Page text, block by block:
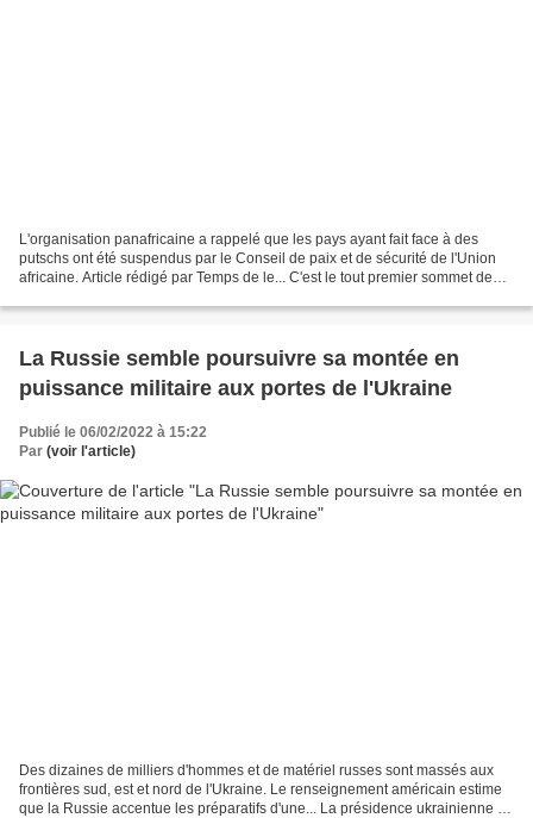
L'organisation panafricaine a rappelé que les pays ayant fait face à des
putschs ont été suspendus par le Conseil de paix et de sécurité de l'Union
africaine. Article rédigé par Temps de le... C'est le tout premier sommet de
La Russie semble poursuivre sa montée en
puissance militaire aux portes de l'Ukraine
Publié le 06/02/2022 à 15:22
Par (voir l'article)
Des dizaines de milliers d'hommes et de matériel russes sont massés aux
frontières sud, est et nord de l'Ukraine. Le renseignement américain estime
que la Russie accentue les préparatifs d'une... La présidence ukrainienne a